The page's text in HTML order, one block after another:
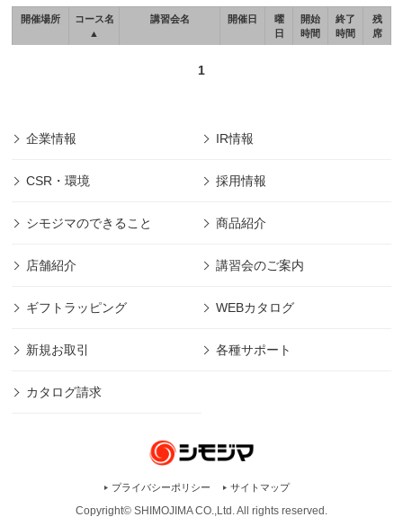
開催場所
コース名
▲
講習会名 開催日
曜
日
開始
時間
終了
時間
残
席
1
企業情報 IR情報
CSR・環境 採用情報
シモジマのできること 商品紹介
店舗紹介 講習会のご案内
ギフトラッピング WEBカタログ
新規お取引 各種サポート
カタログ請求
プライバシーポリシー サイトマップ
Copyright© SHIMOJIMA CO.,Ltd. All rights reserved.